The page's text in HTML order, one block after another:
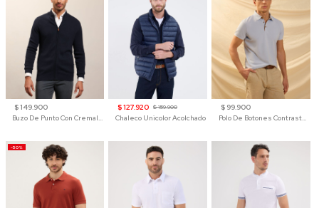
$ 149.900
Buzo De Punto Con Cremallera Para Hombre
$ 127.920 $ 159.900
Chaleco Unicolor Acolchado
$ 99.900
Polo De Botones Contraste Para Hombre
-50%